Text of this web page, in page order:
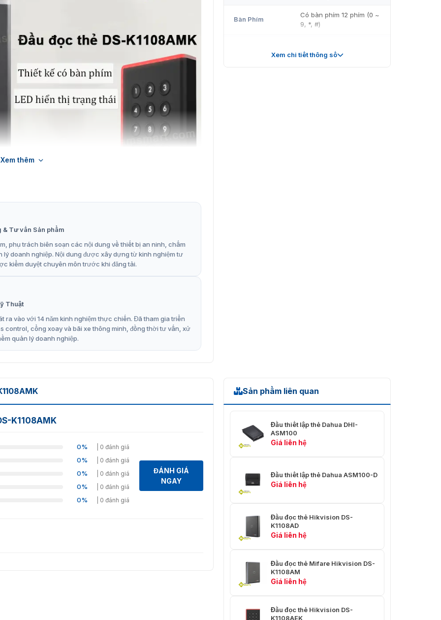
DS-K1108AMK
cấp thêm bàn phím so với sản phẩm trước đó là DS-
tin tùy chỉnh và dễ dàng thao tác. Dưới đây là các tính
W34) và OSDP, giúp tạo kết nối và truyền thông
chính hãng được cung cấp bởi công ty Vietnamsmart
tiếp từ thương hiệu Hikvision, đảm bảo chất lượng cao và
yên tâm cho bạn khi mua và sử dụng các sản phẩm
Xem thêm
Tư vấn Sản phẩm
phụ trách biên soạn các nội dung về thiết bị an ninh, chấm
doanh nghiệp. Nội dung được xây dựng từ kinh nghiệm tư
kiểm duyệt chuyên môn trước khi đăng tải.
Thuật
ra vào với 14 năm kinh nghiệm thực chiến. Đã tham gia triển
control, cổng xoay và bãi xe thông minh, đồng thời tư vấn, xử
quản lý doanh nghiệp.
Bàn Phím
Có bàn phím 12 phím (0 ~
9, *, #)
Xem chi tiết thông số
K1108AMK
0% | 0 đánh giá
0% | 0 đánh giá
0% | 0 đánh giá
0% | 0 đánh giá
0% | 0 đánh giá
ĐÁNH GIÁ
NGAY
Sản phẩm liên quan
Đầu thiết lập thẻ Dahua DHI-
ASM100
Giá liên hệ
Đầu thiết lập thẻ Dahua ASM100-D
Giá liên hệ
Đầu đọc thẻ Hikvision DS-
K1108AD
Giá liên hệ
Đầu đọc thẻ Mifare Hikvision DS-
K1108AM
Giá liên hệ
Đầu đọc thẻ Hikvision DS-
K1108AEK